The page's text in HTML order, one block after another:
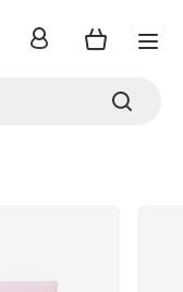
inloggen